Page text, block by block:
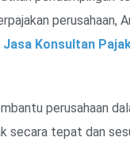
perusahaan,
Jasa Konsultan
perusahaan
secara tepat dan